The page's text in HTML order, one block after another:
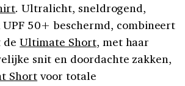
. Ultralicht, sneldrogend,
50+ beschermd, combineert
deUltimate Short, met haar
snit en doordachte zakken,
Short voor totale